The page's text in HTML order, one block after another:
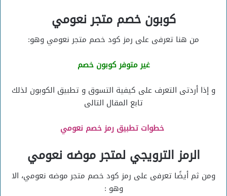
كوبون خصم متجر نعومي
من هنا تعرفى على رمز كود خصم متجر نعومي وهو:
غير متوفر كوبون خصم
و إذا أردتى التعرف على كيفية التسوق و تطبيق الكوبون لذلك
تابع المقال التالى
خطوات تطبيق رمز خصم نعومي
الرمز الترويجي لمتجر موضه نعومي
ومن ثم أيضًا تعرفى على رمز كود خصم متجر موضه نعومي، الا
وهو :